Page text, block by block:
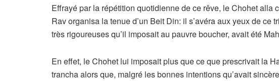
Effrayé par la répétition quotidienne de ce rêve, le Chohet alla
Rav organisa la tenue d’un Beit Din: il s’avéra aux yeux de
très rigoureuses qu’il imposait au pauvre boucher, avait été
En effet, le Chohet lui imposait plus que ce que prescrivait la
trancha alors que, malgré les bonnes intentions qu’avait